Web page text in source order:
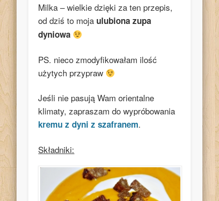
Milka – wielkie dzięki za ten przepis,
od dziś to moja ulubiona zupa
dyniowa
PS. nieco zmodyfikowałam ilość
użytych przypraw
Jeśli nie pasują Wam orientalne
klimaty, zapraszam do wypróbowania
kremu z dyni z szafranem.
Składniki: